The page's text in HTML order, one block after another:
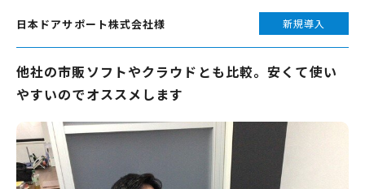
日本ドアサポート株式会社様 新規導入
他社の市販ソフトやクラウドとも比較。安くて使い
やすいのでオススメします